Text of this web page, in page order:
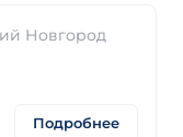
Новгород
Подробнее